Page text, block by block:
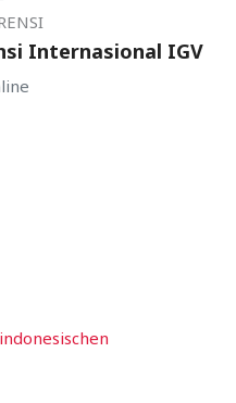
Internasional IGV